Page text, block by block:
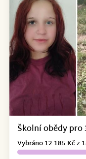
Školní obědy
Vybráno 12 185 Kč z